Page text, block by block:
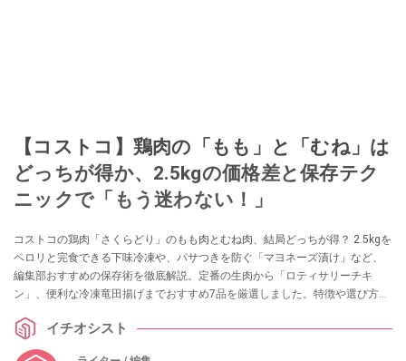
【コストコ】鶏肉の「もも」と「むね」は
どっちが得か、2.5kgの価格差と保存テク
ニックで「もう迷わない！」
コストコの鶏肉「さくらどり」のもも肉とむね肉、結局どっちが得？ 2.5kgを
ペロリと完食できる下味冷凍や、パサつきを防ぐ「マヨネーズ漬け」など、
編集部おすすめの保存術を徹底解説。定番の生肉から「ロティサリーチキ
ン」、便利な冷凍竜田揚げまでおすすめ7品を厳選しました。特徴や選び方の
イチオシスト